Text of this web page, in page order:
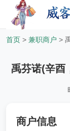
首页 > 兼职商户 >
禹芬诺(辛酉
商户信息